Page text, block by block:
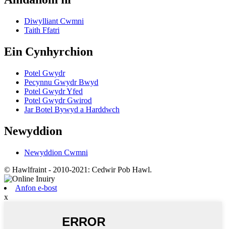
Diwylliant Cwmni
Taith Ffatri
Ein Cynhyrchion
Potel Gwydr
Pecynnu Gwydr Bwyd
Potel Gwydr Yfed
Potel Gwydr Gwirod
Jar Botel Bywyd a Harddwch
Newyddion
Newyddion Cwmni
© Hawlfraint - 2010-2021: Cedwir Pob Hawl.
Anfon e-bost
x